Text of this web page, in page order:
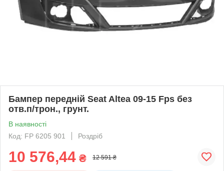
Бампер передній Seat Altea 09-15 Fps без
отв.п/трон., грунт.
В наявності
Код: FP 6205 901
Роздріб
10 576,44 ₴ 12 591 ₴